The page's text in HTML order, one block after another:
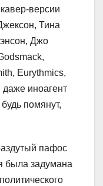
версии
Тина
Джо
Eurythmics,
иноагент
помянут,
пафос
была задумана